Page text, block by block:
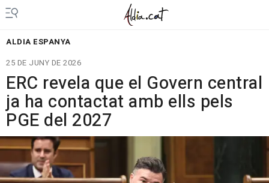
ALDIA ESPANYA
25 DE JUNY DE 2026
ERC revela que el Govern central
ja ha contactat amb ells pels
PGE del 2027